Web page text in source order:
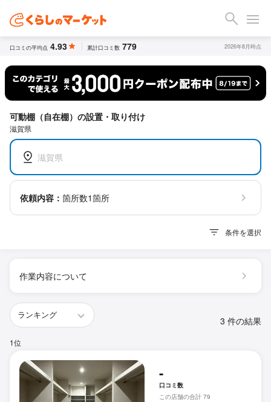
口コミの平均点 4.93 累計口コミ数 779 2026年8月時点
可動棚（自在棚）の設置・取り付け
滋賀県
滋賀県
依頼内容： 箇所数1箇所
条件を選択
作業内容について
3 件の結果
1位
-
口コミ数
この店舗の合計 79